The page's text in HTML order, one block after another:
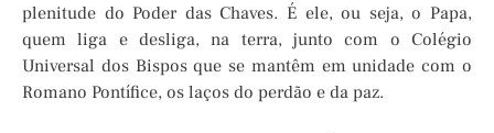
plenitude do Poder das Chaves. É ele, ou seja, o Papa,
quem liga e desliga, na terra, junto com o Colégio
Universal dos Bispos que se mantêm em unidade com o
Romano Pontífice, os laços do perdão e da paz.